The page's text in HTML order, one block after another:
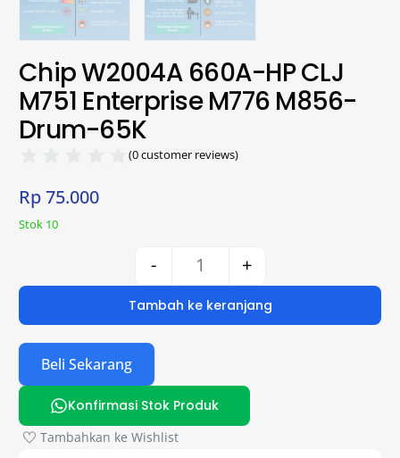
Chip W2004A 660A-HP CLJ
M751 Enterprise M776 M856-
Drum-65K
(0customer reviews)
Rp75.000
Stok 10
- +
Tambah ke keranjang
Beli Sekarang
Konfirmasi Stok Produk
Tambahkan ke Wishlist